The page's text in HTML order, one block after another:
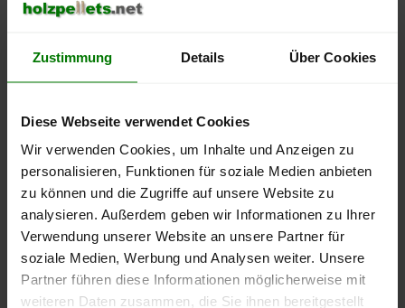
Zustimmung Details Über Cookies
Diese Webseite verwendet Cookies
Wir verwenden Cookies, um Inhalte und Anzeigen zu
personalisieren, Funktionen für soziale Medien anbieten
zu können und die Zugriffe auf unsere Website zu
analysieren. Außerdem geben wir Informationen zu Ihrer
Verwendung unserer Website an unsere Partner für
soziale Medien, Werbung und Analysen weiter. Unsere
Partner führen diese Informationen möglicherweise mit
weiteren Daten zusammen, die Sie ihnen bereitgestellt
lose Ware Sackware
September
2025
Januar
2026
Mai
2026
250 €
400 €